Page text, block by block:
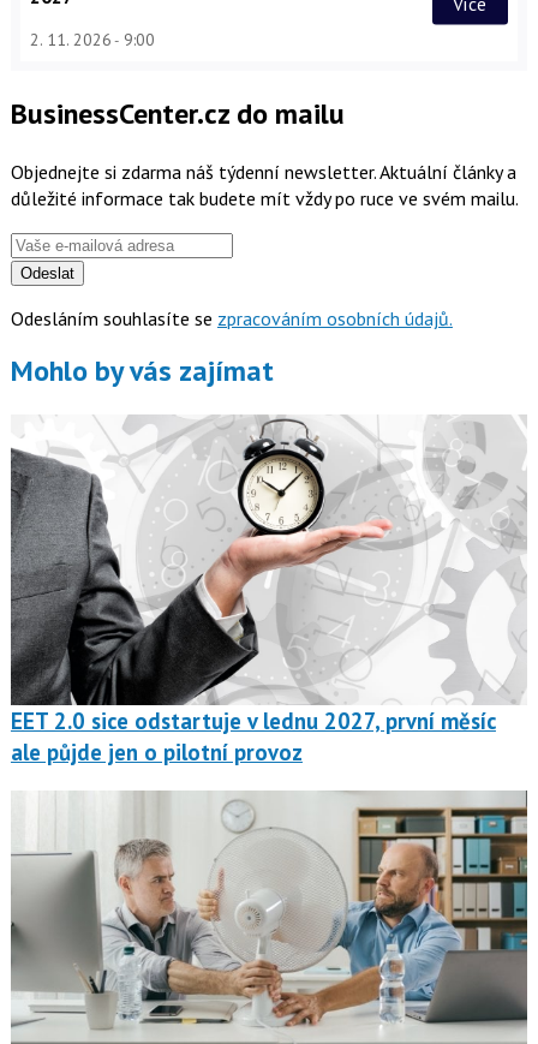
2. 11. 2026 9:00
BusinessCenter.cz do mailu
Objednejte si zdarma náš týdenní newsletter. Aktuální články a
důležité informace tak budete mít vždy po ruce ve svém mailu.
Odeslat
Odesláním souhlasíte se zpracováním osobních údajů.
Mohlo by vás zajímat
EET 2.0 sice odstartuje v lednu 2027, první měsíc
ale půjde jen o pilotní provoz